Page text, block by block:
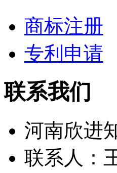
商标注册
专利申请
联系我们
河南欣进
联系人：